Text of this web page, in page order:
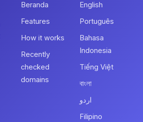
Beranda
Features
How it works
Recently
checked
domains
English
Português
Bahasa
Indonesia
Tiếng Việt
বাংলা
اردو
Filipino